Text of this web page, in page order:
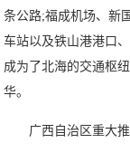
条公路;福成机场、新
车站以及铁山港港口
成为了北海的交通枢
华。
广西自治区重大